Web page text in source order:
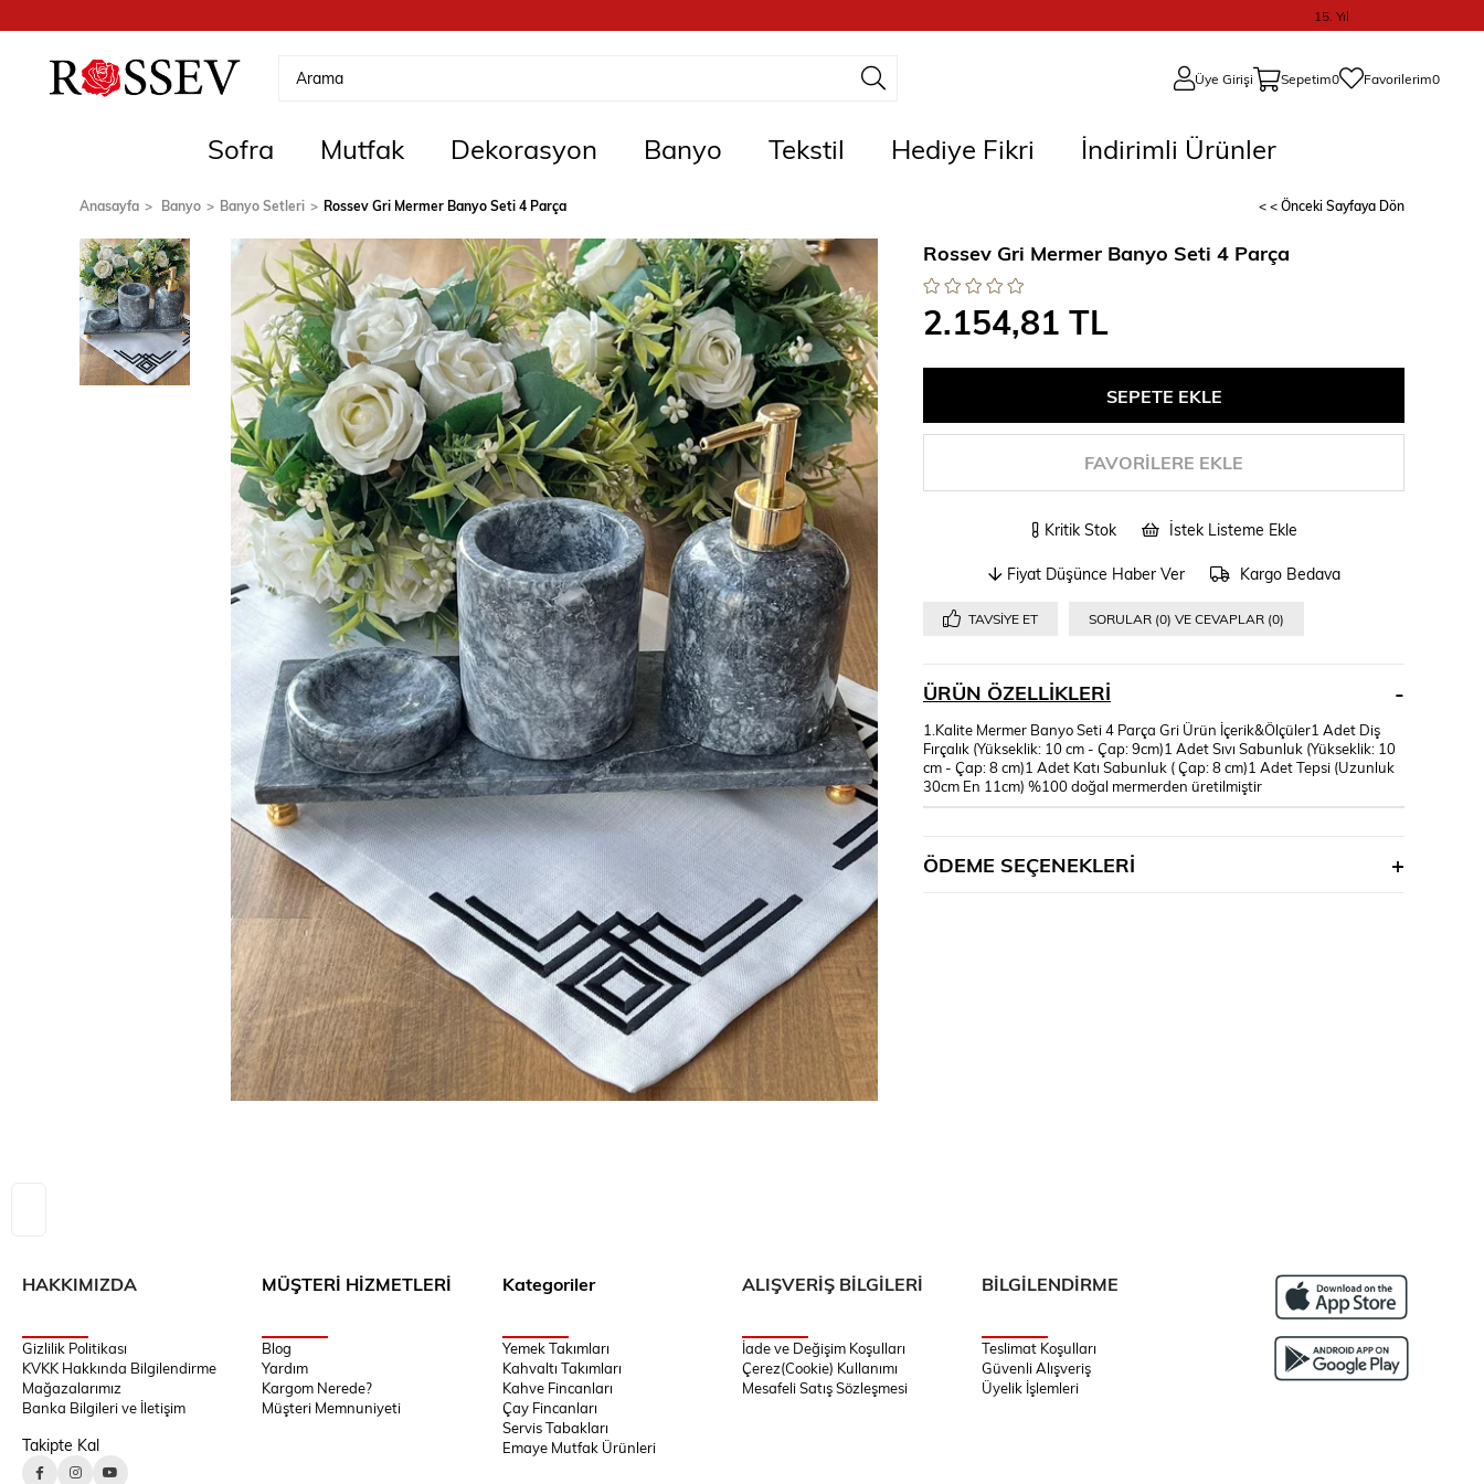
15. Yıl
Üye Girişi Sepetim0 Favorilerim0
Sofra Mutfak Dekorasyon Banyo Tekstil Hediye Fikri İndirimli Ürünler
Anasayfa Banyo Banyo Setleri Rossev Gri Mermer Banyo Seti 4 Parça < < Önceki Sayfaya Dön
Rossev Gri Mermer Banyo Seti 4 Parça
2.154,81 TL
FAVORILERE EKLE
Kritik Stok İstek Listeme Ekle
Fiyat Düşünce Haber Ver Kargo Bedava
TAVSIYE ET SORULAR (0) VE CEVAPLAR (0)
ÜRÜN ÖZELLIKLERI
1.Kalite Mermer Banyo Seti 4 Parça Gri Ürün İçerik&Ölçüler1 Adet Diş
Fırçalık (Yükseklik: 10 cm - Çap: 9cm)1 Adet Sıvı Sabunluk (Yükseklik: 10
cm - Çap: 8 cm)1 Adet Katı Sabunluk ( Çap: 8 cm)1 Adet Tepsi (Uzunluk
30cm En 11cm) %100 doğal mermerden üretilmiştir
ÖDEME SEÇENEKLERI
HAKKIMIZDA
Gizlilik Politikası
KVKK Hakkında Bilgilendirme
Mağazalarımız
Banka Bilgileri ve İletişim
Takipte Kal
MÜŞTERİ HİZMETLERİ
Blog
Yardım
Kargom Nerede?
Müşteri Memnuniyeti
Kategoriler
Yemek Takımları
Kahvaltı Takımları
Kahve Fincanları
Çay Fincanları
Servis Tabakları
Emaye Mutfak Ürünleri
ALIŞVERİŞ BİLGİLERİ
İade ve Değişim Koşulları
Çerez(Cookie) Kullanımı
Mesafeli Satış Sözleşmesi
BİLGİLENDİRME
Teslimat Koşulları
Güvenli Alışveriş
Üyelik İşlemleri